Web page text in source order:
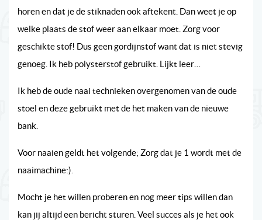
horen en dat je de stiknaden ook aftekent. Dan weet je op
welke plaats de stof weer aan elkaar moet. Zorg voor
geschikte stof! Dus geen gordijnstof want dat is niet stevig
genoeg. Ik heb polysterstof gebruikt. Lijkt leer…
Ik heb de oude naai technieken overgenomen van de oude
stoel en deze gebruikt met de het maken van de nieuwe
bank.
Voor naaien geldt het volgende; Zorg dat je 1 wordt met de
naaimachine:).
Mocht je het willen proberen en nog meer tips willen dan
kan jij altijd een bericht sturen. Veel succes als je het ook